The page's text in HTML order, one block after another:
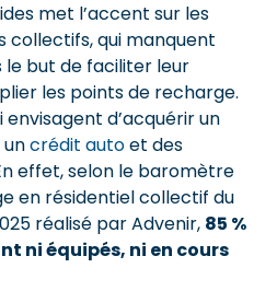
met l’accent sur les
collectifs, qui manquent
le but de faciliter leur
les points de recharge.
envisagent d’acquérir un
crédit autoet des
effet, selon le baromètre
en résidentiel collectif du
réalisé par Advenir, 85 %
ni équipés, ni en cours